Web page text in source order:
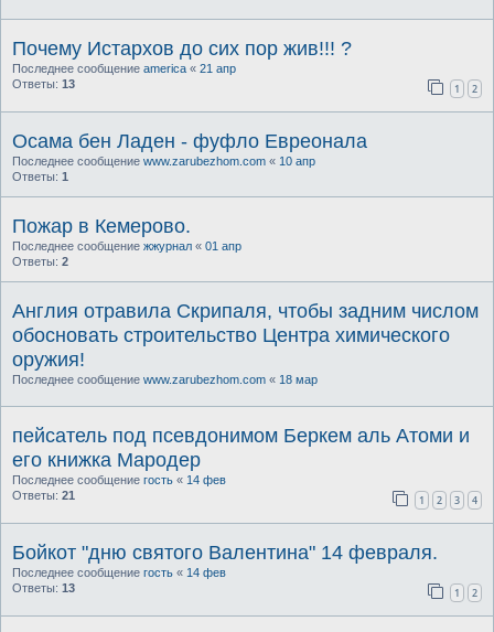
Почему Истархов до сих пор жив!!! ?
Последнее сообщение america « 21 апр
Ответы: 13 1 2
Осама бен Ладен - фуфло Евреонала
Последнее сообщение www.zarubezhom.com « 10 апр
Ответы: 1
Пожар в Кемерово.
Последнее сообщение жжурнал « 01 апр
Ответы: 2
Англия отравила Скрипаля, чтобы задним числом
обосновать строительство Центра химического
оружия!
Последнее сообщение www.zarubezhom.com « 18 мар
пейсатель под псевдонимом Беркем аль Атоми и
его книжка Мародер
Последнее сообщение гость « 14 фев
Ответы: 21 1 2 3 4
Бойкот "дню святого Валентина" 14 февраля.
Последнее сообщение гость « 14 фев
Ответы: 13 1 2